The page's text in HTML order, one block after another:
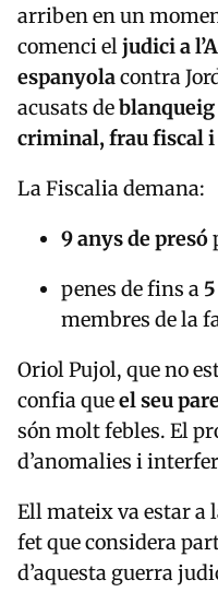
arriben en un
comenci eljudici a
espanyolacontra
acusats de
criminal, frau fiscal
La Fiscalia demana:
9 anys de presó
penes de fins a
membres de la
Oriol Pujol, que no
confia queel seu
són molt febles. El
d’anomalies i
Ell mateix va estar a
fet que considera
d’aquesta guerra